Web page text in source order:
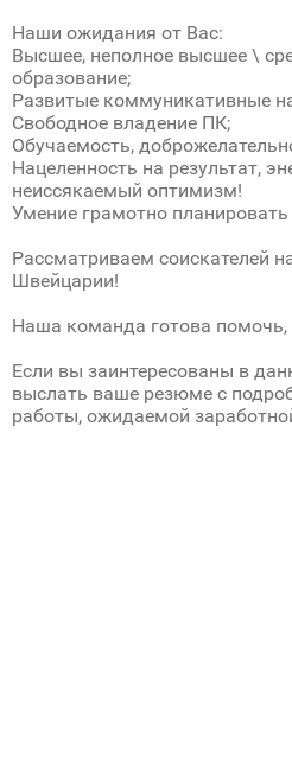
Наши ожидания от Вас:
Высшее, неполное высшее \
образование;
Развитые коммуникативные
Свободное владение ПК;
Обучаемость,
Нацеленность на результат,
неиссякаемый оптимизм!
Умение грамотно
Рассматриваем соискателей
Швейцарии!
Наша команда готова помочь,
Если вы заинтересованы в
выслать ваше резюме с
работы, ожидаемой